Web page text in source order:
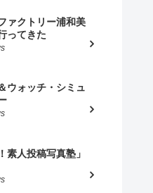
ァクトリー浦和美
ってきた
ウォッチ・シミュ
素人投稿写真塾」